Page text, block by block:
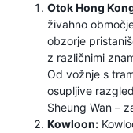
Otok Hong
živahno
obzorje
z različnimi
Od vožnje s
osupljive
Sheung Wan –
Kowloon: